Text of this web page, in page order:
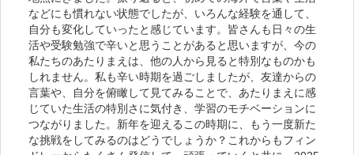
などにも慣れない状態でしたが、いろんな経験を通して、
自分も変化していったと感じています。皆さんも日々の生
活や受験勉強で辛いと思うことがあると思いますが、今の
私たちのあたりまえは、他の人から見ると特別なものかも
しれません。私も辛い時期を過ごしましたが、友達からの
言葉や、自分を俯瞰して見てみることで、あたりまえに感
じていた生活の特別さに気付き、学習のモチベーションに
つながりました。新年を迎えるこの時期に、もう一度新た
な挑戦をしてみるのはどうでしょうか？これからもフィン